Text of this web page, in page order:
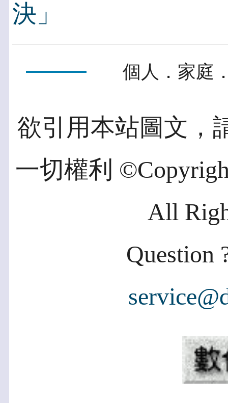
決」
個人．家庭
欲引用本站圖文，
一切權利
All
Question